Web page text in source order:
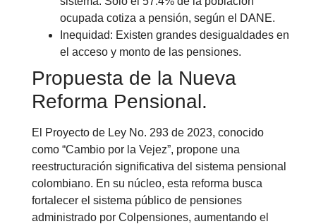
ocupada cotiza a pensión, según el DANE.
Inequidad: Existen grandes desigualdades en
el acceso y monto de las pensiones.
Propuesta de la Nueva
Reforma Pensional.
El Proyecto de Ley No. 293 de 2023, conocido
como “Cambio por la Vejez”, propone una
reestructuración significativa del sistema pensional
colombiano. En su núcleo, esta reforma busca
fortalecer el sistema público de pensiones
administrado por Colpensiones, aumentando el